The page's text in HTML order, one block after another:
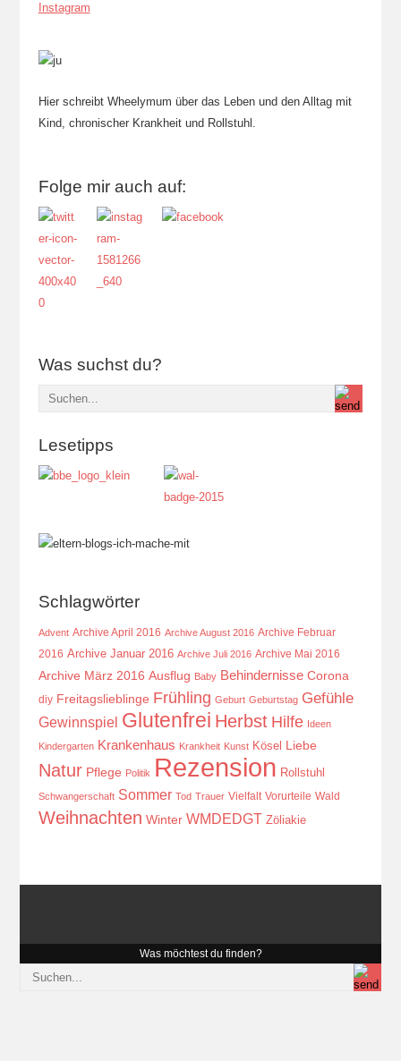
Instagram
Hier schreibt Wheelymum über das Leben und den Alltag mit
Kind, chronischer Krankheit und Rollstuhl.
Folge mir auch auf:
Was suchst du?
Lesetipps
Schlagwörter
Advent Archive April 2016 Archive August 2016 Archive Februar
2016 Archive Januar 2016 Archive Juli 2016 Archive Mai 2016
Archive März 2016 Ausflug Baby Behindernisse Corona
diy Freitagslieblinge Frühling Geburt Geburtstag Gefühle
Gewinnspiel Glutenfrei Herbst Hilfe Ideen
Kindergarten Krankenhaus Krankheit Kunst Kösel Liebe
Natur Pflege Politik Rezension Rollstuhl
Schwangerschaft Sommer Tod Trauer Vielfalt Vorurteile Wald
Weihnachten Winter WMDEDGT Zöliakie
Was möchtest du finden?